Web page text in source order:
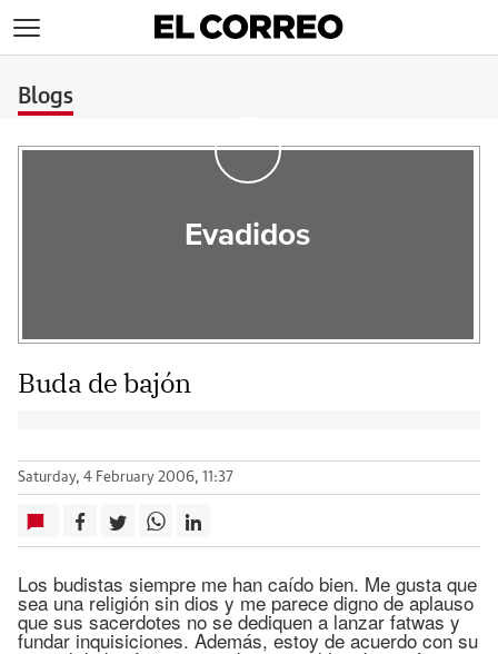
Blogs
Evadidos
Buda de bajón
Saturday, 4 February 2006, 11:37
Los budistas siempre me han caído bien. Me gusta que
sea una religión sin dios y me parece digno de aplauso
que sus sacerdotes no se dediquen a lanzar fatwas y
fundar inquisiciones. Además, estoy de acuerdo con su